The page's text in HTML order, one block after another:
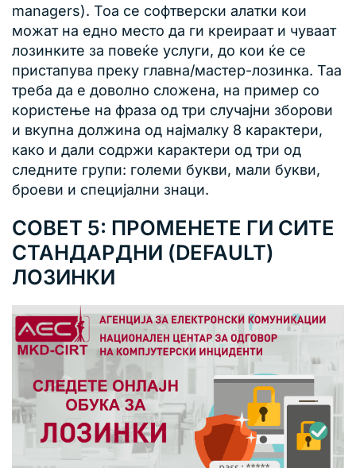
managers). Тоа се софтверски алатки кои
можат на едно место да ги креираат и чуваат
лозинките за повеќе услуги, до кои ќе се
пристапува преку главна/мастер-лозинка. Таа
треба да е доволно сложена, на пример со
користење на фраза од три случајни зборови
и вкупна должина од најмалку 8 карактери,
како и дали содржи карактери од три од
следните групи: големи букви, мали букви,
броеви и специјални знаци.
СОВЕТ 5: ПРОМЕНЕТЕ ГИ СИТЕ
СТАНДАРДНИ (DEFAULT)
ЛОЗИНКИ